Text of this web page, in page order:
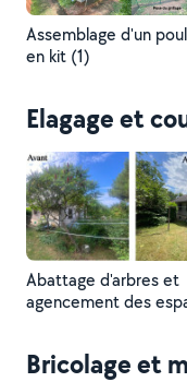
Assemblage d'un
en kit (1)
Elagage et
Abattage d'arbres et
agencement des
Bricolage et